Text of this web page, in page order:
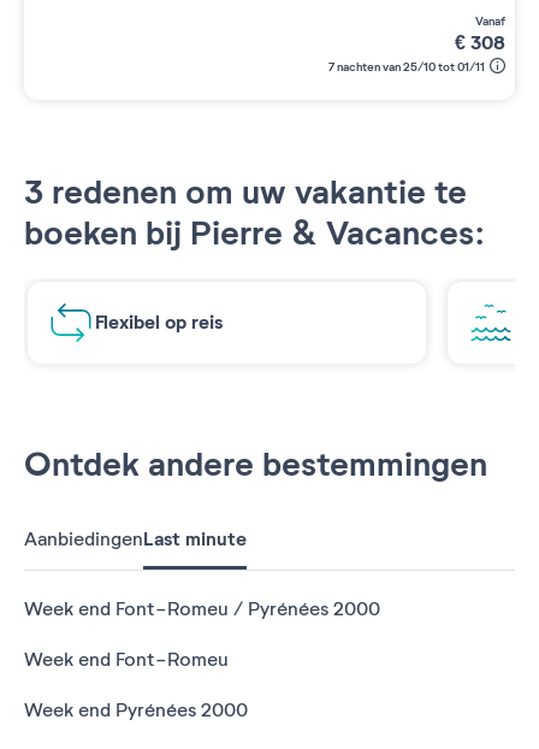
vanaf
€308
7 nachten van 25/10 tot 01/11
3 redenen om uw vakantie te
boeken bij Pierre & Vacances:
Flexibel op reis
Ontdek andere bestemmingen
AanbiedingenLast minute
Week end Font-Romeu / Pyrénées 2000
Week end Font-Romeu
Week end Pyrénées 2000